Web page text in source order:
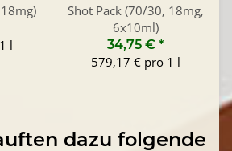
l
Shot Pack (70/30, 18mg,
6x10ml)
34,75 € *
579,17 € pro 1 l
dazu folgende